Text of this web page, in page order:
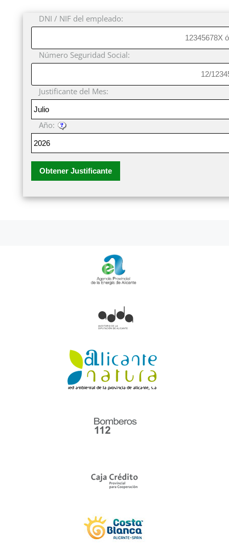
DNI / NIF del empleado:
Número Seguridad Social:
Justificante del Mes:
Año:
Obtener Justificante